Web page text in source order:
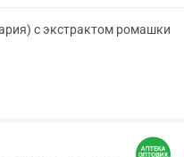
с экстрактом ромашки